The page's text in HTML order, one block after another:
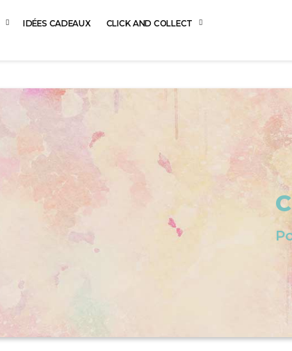
IDÉES CADEAUX CLICK AND COLLECT